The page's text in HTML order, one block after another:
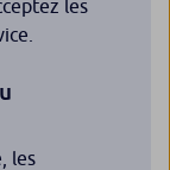
les
les